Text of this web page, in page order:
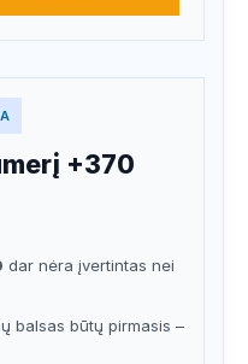
+370
dar nėra įvertintas nei
balsas būtų pirmasis –